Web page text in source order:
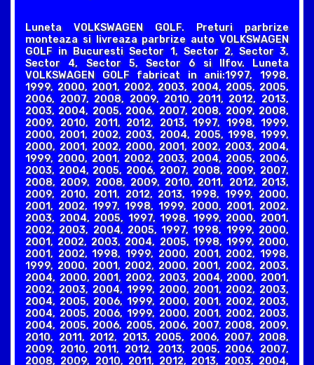
Luneta VOLKSWAGEN GOLF. Preturi parbrize
monteaza si livreaza parbrize auto VOLKSWAGEN
GOLF in Bucuresti Sector 1, Sector 2, Sector 3,
Sector 4, Sector 5, Sector 6 si Ilfov. Luneta
VOLKSWAGEN GOLF fabricat in anii:1997, 1998,
1999, 2000, 2001, 2002, 2003, 2004, 2005, 2005,
2006, 2007, 2008, 2009, 2010, 2011, 2012, 2013,
2003, 2004, 2005, 2006, 2007, 2008, 2009, 2008,
2009, 2010, 2011, 2012, 2013, 1997, 1998, 1999,
2000, 2001, 2002, 2003, 2004, 2005, 1998, 1999,
2000, 2001, 2002, 2000, 2001, 2002, 2003, 2004,
1999, 2000, 2001, 2002, 2003, 2004, 2005, 2006,
2003, 2004, 2005, 2006, 2007, 2008, 2009, 2007,
2008, 2009, 2008, 2009, 2010, 2011, 2012, 2013,
2009, 2010, 2011, 2012, 2013, 1998, 1999, 2000,
2001, 2002, 1997, 1998, 1999, 2000, 2001, 2002,
2003, 2004, 2005, 1997, 1998, 1999, 2000, 2001,
2002, 2003, 2004, 2005, 1997, 1998, 1999, 2000,
2001, 2002, 2003, 2004, 2005, 1998, 1999, 2000,
2001, 2002, 1998, 1999, 2000, 2001, 2002, 1998,
1999, 2000, 2001, 2002, 2000, 2001, 2002, 2003,
2004, 2000, 2001, 2002, 2003, 2004, 2000, 2001,
2002, 2003, 2004, 1999, 2000, 2001, 2002, 2003,
2004, 2005, 2006, 1999, 2000, 2001, 2002, 2003,
2004, 2005, 2006, 1999, 2000, 2001, 2002, 2003,
2004, 2005, 2006, 2005, 2006, 2007, 2008, 2009,
2010, 2011, 2012, 2013, 2005, 2006, 2007, 2008,
2009, 2010, 2011, 2012, 2013, 2005, 2006, 2007,
2008, 2009, 2010, 2011, 2012, 2013, 2003, 2004,